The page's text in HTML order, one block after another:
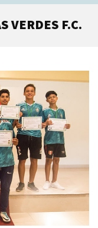
VERDES F.C.